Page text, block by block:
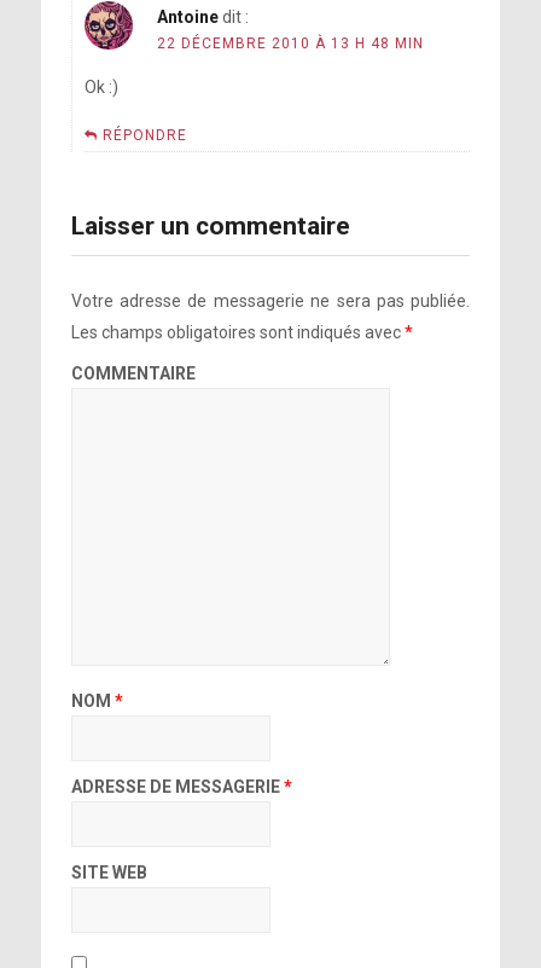
Antoine dit :
22 DÉCEMBRE 2010 À 13 H 48 MIN
Ok :)
RÉPONDRE
Laisser un commentaire
Votre adresse de messagerie ne sera pas publiée.
Les champs obligatoires sont indiqués avec*
COMMENTAIRE
NOM *
ADRESSE DE MESSAGERIE*
SITE WEB